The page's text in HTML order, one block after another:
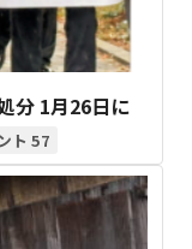
分 1月26日に
57